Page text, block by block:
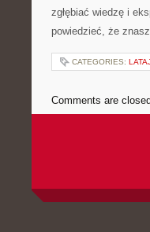
zgłębiać⁢ wiedzę i
powiedzieć, że‌
CATEGORIES:
Comments are